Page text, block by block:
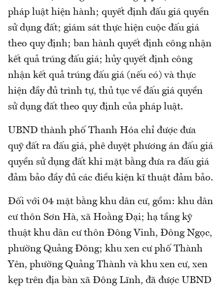
pháp luật hiện hành; quyết định đấu giá quyền
sử dụng đất; giám sát thực hiện cuộc đấu giá
theo quy định; ban hành quyết định công nhận
kết quả trúng đấu giá; hủy quyết định công
nhận kết quả trúng đấu giá (nếu có) và thực
hiện đầy đủ trình tự, thủ tục về đấu giá quyền
sử dụng đất theo quy định của pháp luật.
UBND thành phố Thanh Hóa chỉ được đưa
quỹ đất ra đấu giá, phê duyệt phương án đấu giá
quyền sử dụng đất khi mặt bằng đưa ra đấu giá
đảm bảo đầy đủ các điều kiện kĩ thuật đảm bảo.
Đối với 04 mặt bằng khu dân cư, gồm: khu dân
cư thôn Sơn Hà, xã Hoằng Đại; hạ tầng kỹ
thuật khu dân cư thôn Đông Vinh, Đông Ngọc,
phường Quảng Đông; khu xen cư phố Thành
Yên, phường Quảng Thành và khu xen cư, xen
kẹp trên địa bàn xã Đông Lĩnh, đã được UBND